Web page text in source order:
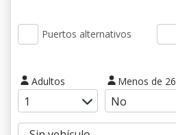
Puertos alternativos
Adultos Menos de 26